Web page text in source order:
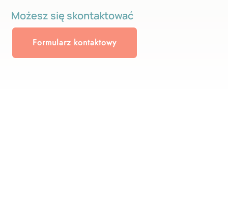
Możesz się skontaktować
Formularz kontaktowy